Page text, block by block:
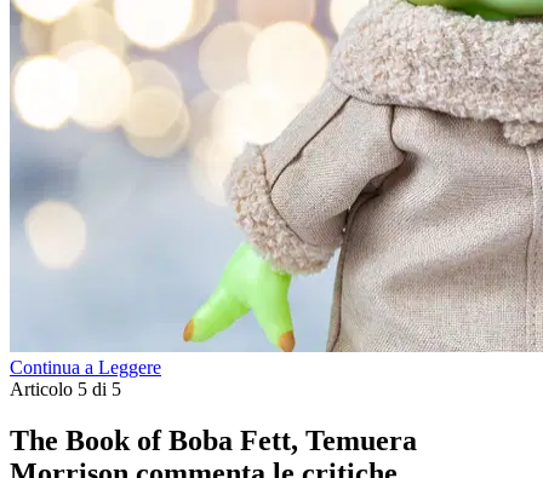
Continua a Leggere
Articolo 5 di 5
The Book of Boba Fett, Temuera